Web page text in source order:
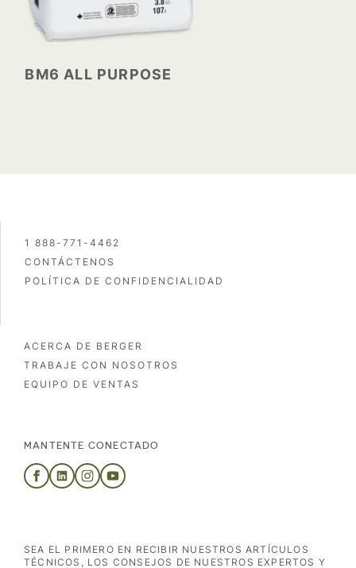
BM6 ALL PURPOSE
1 888-771-4462
CONTÁCTENOS
POLÍTICA DE CONFIDENCIALIDAD
ACERCA DE BERGER
TRABAJE CON NOSOTROS
EQUIPO DE VENTAS
MANTENTE CONECTADO
SEA EL PRIMERO EN RECIBIR NUESTROS ARTÍCULOS
TÉCNICOS, LOS CONSEJOS DE NUESTROS EXPERTOS Y